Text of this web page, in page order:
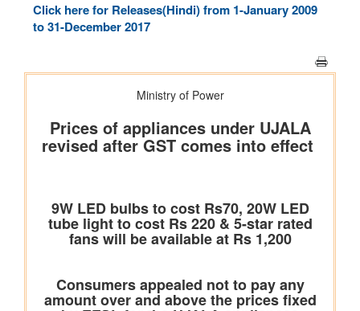
भारतीय वायु सेना बैंड द्वारा स्वतंत्रता दिवस समारोह 2026 के दौरान प्रदर्शन
प्रधानमंत्री श्री नरेन्द्र मोदी ने आईआईटी दिल्ली के 57वें दीक्षांत समारोह को
इलेक्ट्रानिक्स एवं आईटी मंत्रालय
डिजिलॉकर ने एएईआरआई के साथ साझेदारी करके ऑस्ट्रेलिया जाने वाले
वित्‍त मंत्रालय
यूजर्स के लिए यूपीआई निःशुल्क
प्रेस नोट
Click here for Releases(Hindi) from 1-January 2009
to 31-December 2017